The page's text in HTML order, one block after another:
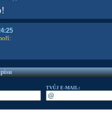
:
TVŮJ E-MAIL: